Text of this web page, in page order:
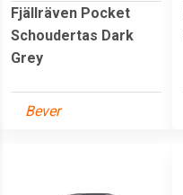
Fjällräven Pocket
Schoudertas Dark
Grey
Bever